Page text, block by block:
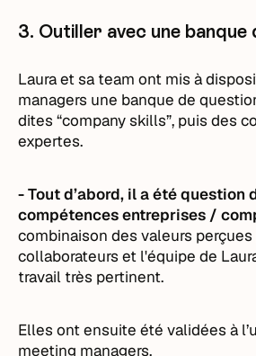
3. Outiller avec une banque
Laura et sa team ont mis à
managers une banque de
dites “company skills”, puis des
expertes.
- Tout d’abord, il a été question
compétences entreprises /
combinaison des valeurs perçues
collaborateurs et l'équipe de
travail très pertinent.
Elles ont ensuite été validées à
meeting managers.